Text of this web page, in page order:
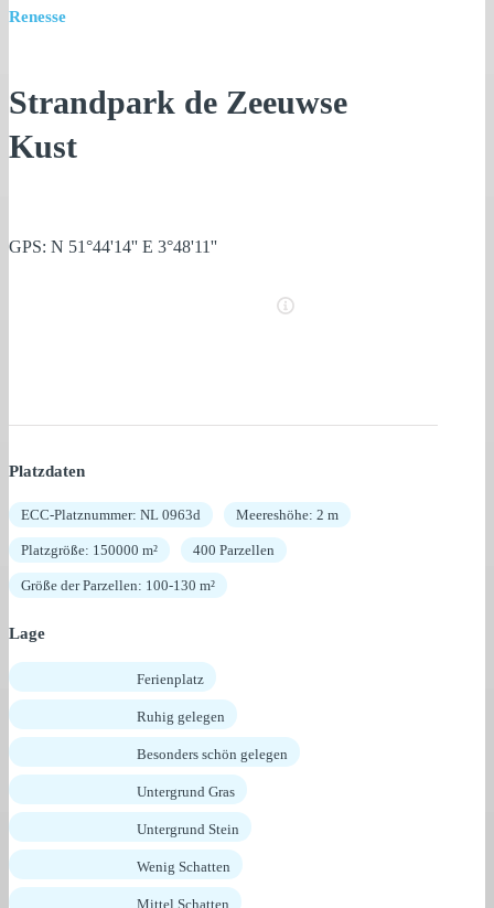
Renesse
Strandpark de Zeeuwse
Kust
GPS: N 51°44'14'' E 3°48'11''
Platzdaten
ECC-Platznummer: NL 0963d Meereshöhe: 2 m
Platzgröße: 150000 m² 400 Parzellen
Größe der Parzellen: 100-130 m²
Lage
Ferienplatz
Ruhig gelegen
Besonders schön gelegen
Untergrund Gras
Untergrund Stein
Wenig Schatten
Mittel Schatten